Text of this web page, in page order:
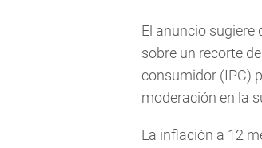
El anuncio
sobre un recorte
consumidor (IPC)
moderación en la
La inflación a 12